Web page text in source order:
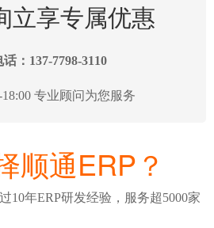
立享专属优惠
：137-7798-3110
专业顾问为您服务
顺通ERP？
10年ERP研发经验，服务超5000家